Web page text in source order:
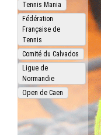
Tennis Mania
Fédération
Française de
Tennis
Comité du Calvados
Ligue de
Normandie
Open de Caen